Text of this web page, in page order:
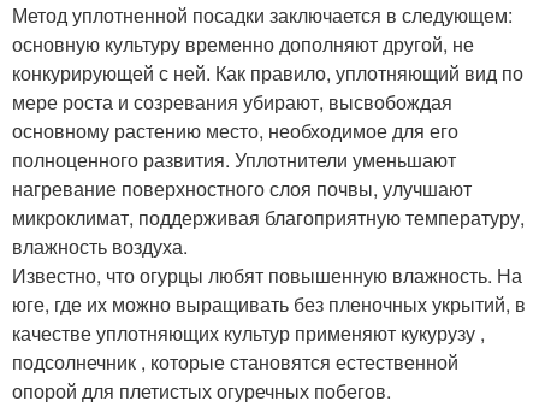
Метод уплотненной посадки заключается в следующем:
основную культуру временно дополняют другой, не
конкурирующей с ней. Как правило, уплотняющий вид по
мере роста и созревания убирают, высвобождая
основному растению место, необходимое для его
полноценного развития. Уплотнители уменьшают
нагревание поверхностного слоя почвы, улучшают
микроклимат, поддерживая благоприятную температуру,
влажность воздуха.
Известно, что огурцы любят повышенную влажность. На
юге, где их можно выращивать без пленочных укрытий, в
качестве уплотняющих культур применяют кукурузу ,
подсолнечник , которые становятся естественной
опорой для плетистых огуречных побегов.